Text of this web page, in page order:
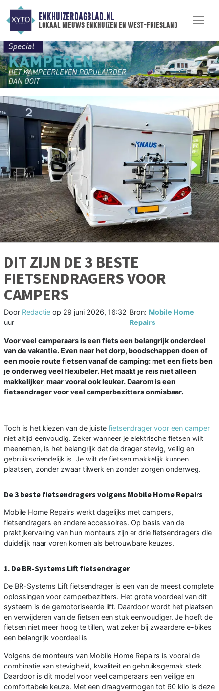
ENKHUIZERDAGBLAD.NL
lokaal nieuws enkhuizen en west-friesland
DIT ZIJN DE 3 BESTE
FIETSENDRAGERS VOOR
CAMPERS
Door Redactie op 29 juni 2026, 16:32
uur
Bron: Mobile Home
Repairs
Voor veel camperaars is een fiets een belangrijk onderdeel
van de vakantie. Even naar het dorp, boodschappen doen of
een mooie route fietsen vanaf de camping: met een fiets ben
je onderweg veel flexibeler. Het maakt je reis niet alleen
makkelijker, maar vooral ook leuker. Daarom is een
fietsendrager voor veel camperbezitters onmisbaar.
Toch is het kiezen van de juiste fietsendrager voor een camper
niet altijd eenvoudig. Zeker wanneer je elektrische fietsen wilt
meenemen, is het belangrijk dat de drager stevig, veilig en
gebruiksvriendelijk is. Je wilt de fietsen makkelijk kunnen
plaatsen, zonder zwaar tilwerk en zonder zorgen onderweg.
De 3 beste fietsendragers volgens Mobile Home Repairs
Mobile Home Repairs werkt dagelijks met campers,
fietsendragers en andere accessoires. Op basis van de
praktijkervaring van hun monteurs zijn er drie fietsendragers die
duidelijk naar voren komen als betrouwbare keuzes.
1. De BR-Systems Lift fietsendrager
De BR-Systems Lift fietsendrager is een van de meest complete
oplossingen voor camperbezitters. Het grote voordeel van dit
systeem is de gemotoriseerde lift. Daardoor wordt het plaatsen
en verwijderen van de fietsen een stuk eenvoudiger. Je hoeft de
fietsen niet meer hoog te tillen, wat zeker bij zwaardere e-bikes
een belangrijk voordeel is.
Volgens de monteurs van Mobile Home Repairs is vooral de
combinatie van stevigheid, kwaliteit en gebruiksgemak sterk.
Daardoor is dit model voor veel camperaars een veilige en
comfortabele keuze. Met een draagvermogen tot 60 kilo is deze